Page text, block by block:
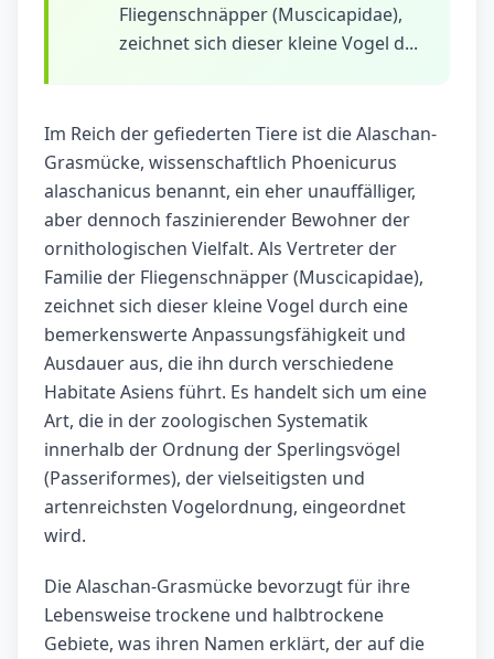
Fliegenschnäpper (Muscicapidae),
zeichnet sich dieser kleine Vogel d...
Im Reich der gefiederten Tiere ist die Alaschan-
Grasmücke, wissenschaftlich Phoenicurus
alaschanicus benannt, ein eher unauffälliger,
aber dennoch faszinierender Bewohner der
ornithologischen Vielfalt. Als Vertreter der
Familie der Fliegenschnäpper (Muscicapidae),
zeichnet sich dieser kleine Vogel durch eine
bemerkenswerte Anpassungsfähigkeit und
Ausdauer aus, die ihn durch verschiedene
Habitate Asiens führt. Es handelt sich um eine
Art, die in der zoologischen Systematik
innerhalb der Ordnung der Sperlingsvögel
(Passeriformes), der vielseitigsten und
artenreichsten Vogelordnung, eingeordnet
wird.
Die Alaschan-Grasmücke bevorzugt für ihre
Lebensweise trockene und halbtrockene
Gebiete, was ihren Namen erklärt, der auf die